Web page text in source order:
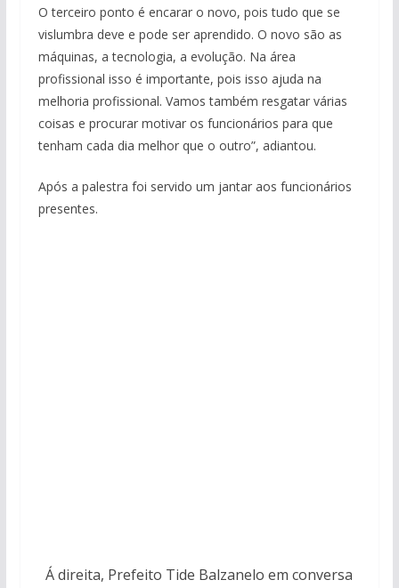
O terceiro ponto é encarar o novo, pois tudo que se
vislumbra deve e pode ser aprendido. O novo são as
máquinas, a tecnologia, a evolução. Na área
profissional isso é importante, pois isso ajuda na
melhoria profissional. Vamos também resgatar várias
coisas e procurar motivar os funcionários para que
tenham cada dia melhor que o outro”, adiantou.
Após a palestra foi servido um jantar aos funcionários
presentes.
Á direita, Prefeito Tide Balzanelo em conversa